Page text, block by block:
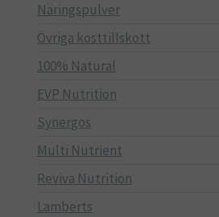
Näringspulver
Övriga kosttillskott
100% Natural
EVP Nutrition
Synergos
Multi Nutrient
Reviva Nutrition
Lamberts